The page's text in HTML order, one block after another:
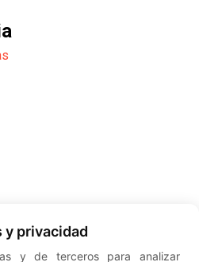
y privacidad
y de terceros para analizar